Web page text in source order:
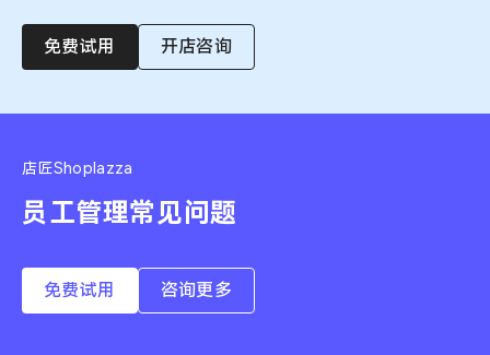
免费试用 开店咨询
店匠Shoplazza
免费试用 咨询更多